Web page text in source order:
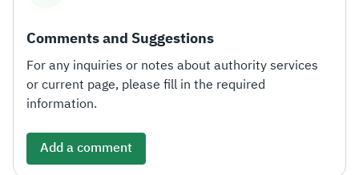
Comments and Suggestions
For any inquiries or notes about authority services
or current page, please fill in the required
information.
Add a comment